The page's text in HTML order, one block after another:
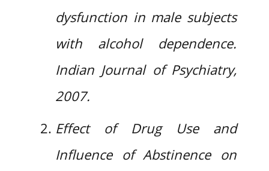
dysfunction in male subjects
with alcohol dependence.
Indian Journal of Psychiatry,
2007.
Effect of Drug Use and
Influence of Abstinence on